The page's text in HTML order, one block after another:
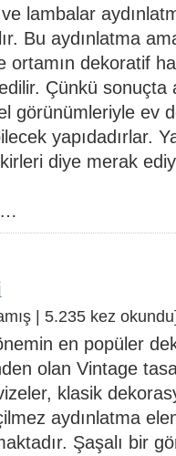
lambalar
Bu aydınlatma
ortamın dekoratif
Çünkü sonuçta
görünümleriyle ev
yapıdadırlar.
diye merak
…
| 5.235 kez
en popüler
olan Vintage
klasik
aydınlatma
Şaşalı bir